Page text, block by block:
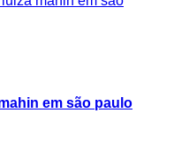
em são paulo